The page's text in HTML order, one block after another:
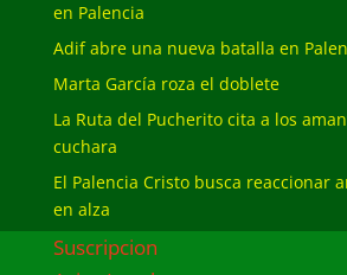
en Palencia
Adif abre una nueva batalla en
Marta García roza el doblete
La Ruta del Pucherito cita a los
cuchara
El Palencia Cristo busca reaccionar
en alza
Suscripcion